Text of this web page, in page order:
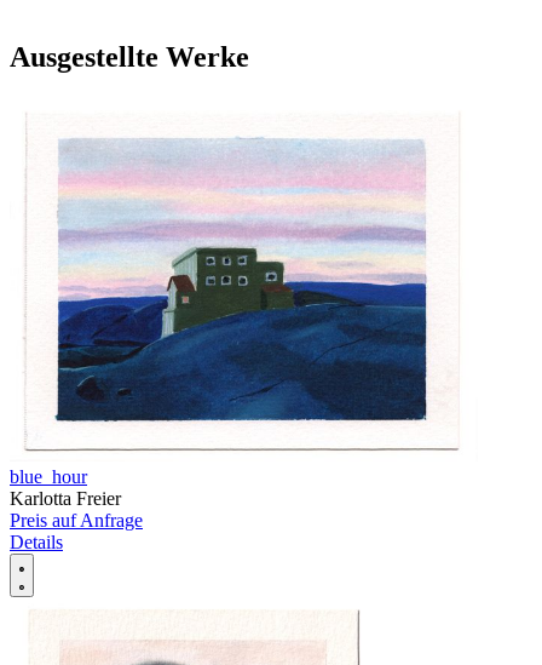
Ausgestellte Werke
blue_hour
Karlotta Freier
Preis auf Anfrage
Details